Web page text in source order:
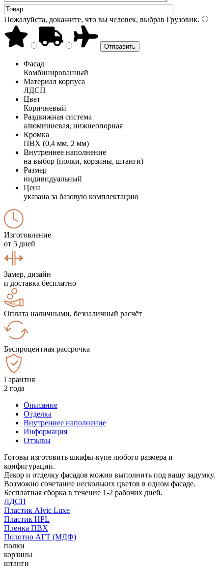
Пожалуйста, докажите, что вы человек, выбрав Грузовик.
Фасад
Комбинированный
Материал корпуса
ЛДСП
Цвет
Коричневый
Раздвижная система
алюминиевая, нижнеопорная
Кромка
ПВХ (0,4 мм, 2 мм)
Внутреннее наполнение
на выбор (полки, корзины, штанги)
Размер
индивидуальный
Цена
указана за базовую комплектацию
Изготовление
от 5 дней
Замер, дизайн
и доставка бесплатно
Оплата наличными, безналичный расчёт
Беспроцентная рассрочка
Гарантия
2 года
Описание
Отделка
Внутреннее наполнение
Информация
Отзывы
Готовы изготовить шкафы-купе любого размера и
конфигурации.
Декор и отделку фасадов можно выполнить под вашу задумку.
Возможно сочетание нескольких цветов в одном фасаде.
Бесплатная сборка в течение 1-2 рабочих дней.
ЛДСП
Пластик Alvic Luxe
Пластик HPL
Пленка ПВХ
Полотно АГТ (МДФ)
полки
корзины
штанги